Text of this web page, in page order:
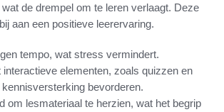
de drempel om te leren verlaagt. Deze
aan een positieve leerervaring.
tempo, wat stress vermindert.
interactieve elementen, zoals quizzen en
kennisversterking bevorderen.
om lesmateriaal te herzien, wat het begrip